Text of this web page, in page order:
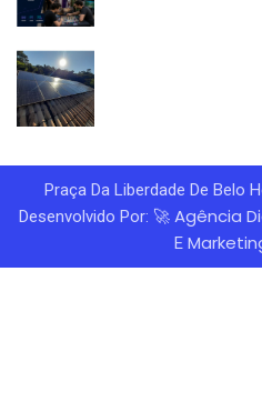
Praça Da Liberdade De Belo
Desenvolvido Por: 🚀 Agência
E